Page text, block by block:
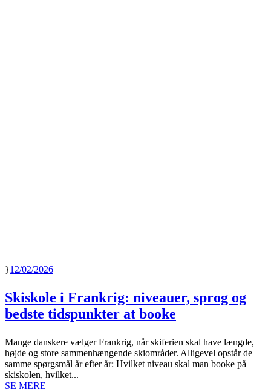
12/02/2026
Skiskole i Frankrig: niveauer, sprog og
bedste tidspunkter at booke
Mange danskere vælger Frankrig, når skiferien skal have længde,
højde og store sammenhængende skiområder. Alligevel opstår de
samme spørgsmål år efter år: Hvilket niveau skal man booke på
skiskolen, hvilket...
SE MERE